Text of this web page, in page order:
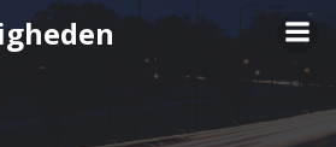
Videre
til